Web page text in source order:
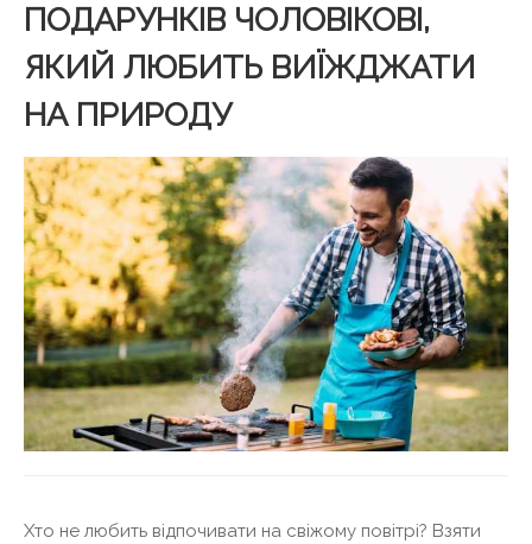
ПОДАРУНКІВ ЧОЛОВІКОВІ,
ЯКИЙ ЛЮБИТЬ ВИЇЖДЖАТИ
НА ПРИРОДУ
Хто не любить відпочивати на свіжому повітрі? Взяти